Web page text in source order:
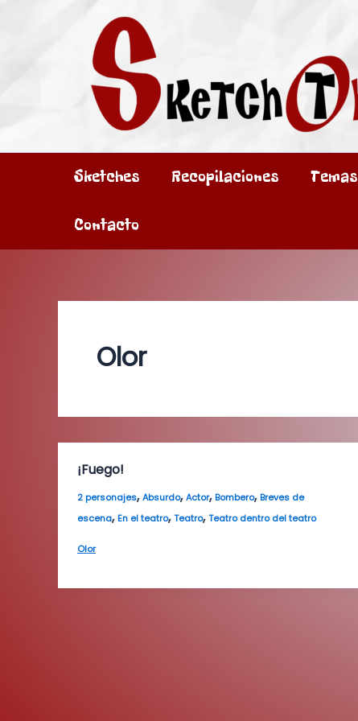
Sketches Recopilaciones Temas
Contacto
Olor
¡Fuego!
2 personajes,Absurdo,Actor,Bombero,Breves de
escena,En el teatro,Teatro,Teatro dentro del teatro
Olor